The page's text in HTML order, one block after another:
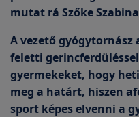
mutat rá Szőke
A vezető
feletti
gyermekeket, hogy
meg a határt, hiszen
sport képes elvenni a